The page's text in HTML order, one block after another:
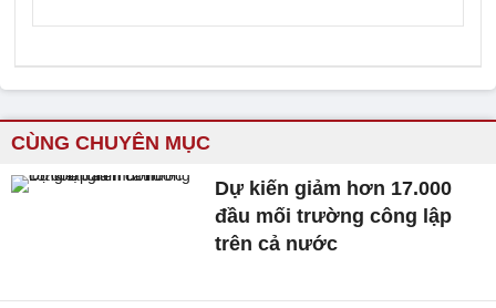
CÙNG CHUYÊN MỤC
Dự kiến giảm hơn 17.000
đầu mối trường công lập
trên cả nước